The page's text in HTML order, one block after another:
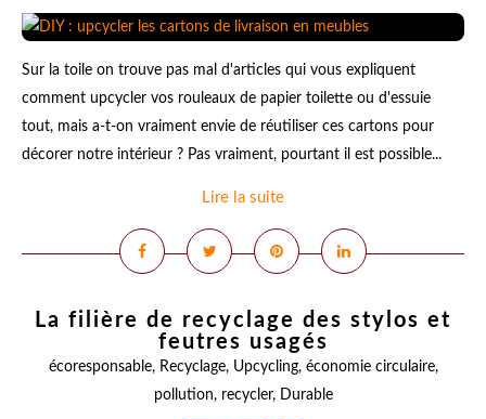
Sur la toile on trouve pas mal d'articles qui vous expliquent
comment upcycler vos rouleaux de papier toilette ou d'essuie
tout, mais a-t-on vraiment envie de réutiliser ces cartons pour
décorer notre intérieur ? Pas vraiment, pourtant il est possible...
Lire la suite
La filière de recyclage des stylos et
feutres usagés
écoresponsable, Recyclage, Upcycling, économie circulaire,
pollution, recycler, Durable